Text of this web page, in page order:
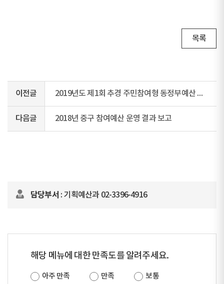
목록
이전글 2019년도 제1회 추경 주민참여형 동정부예산 심의결과 공개
다음글 2018년 중구 참여예산 운영 결과 보고
담당부서 : 기획예산과 02-3396-4916
해당 메뉴에 대한 만족도를 알려주세요.
아주 만족 만족
보통